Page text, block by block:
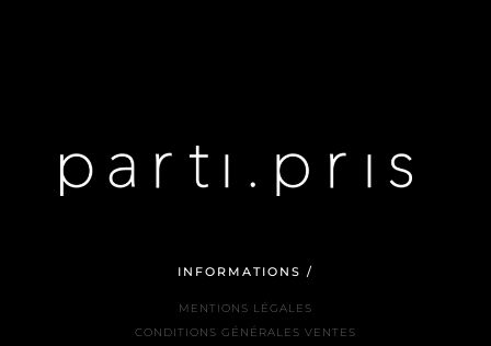
INFORMATIONS /
MENTIONS LÉGALES
CONDITIONS GÉNÉRALES VENTES